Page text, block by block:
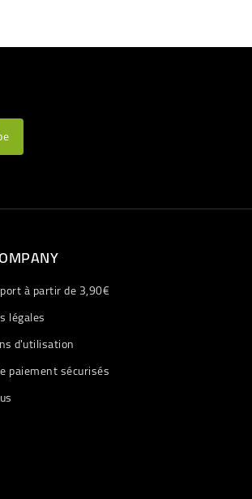
à partir de 3,90€
légales
d'utilisation
paiement sécurisés